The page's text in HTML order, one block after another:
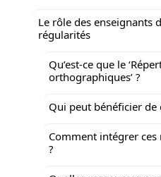
Le rôle des enseignants
régularités
Qu’est-ce que le
orthographiques’ ?
Qui peut bénéficier de
Comment intégrer
?